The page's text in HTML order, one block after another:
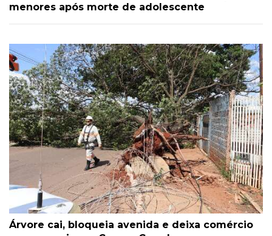
menores após morte de adolescente
Árvore cai, bloqueia avenida e deixa comércio